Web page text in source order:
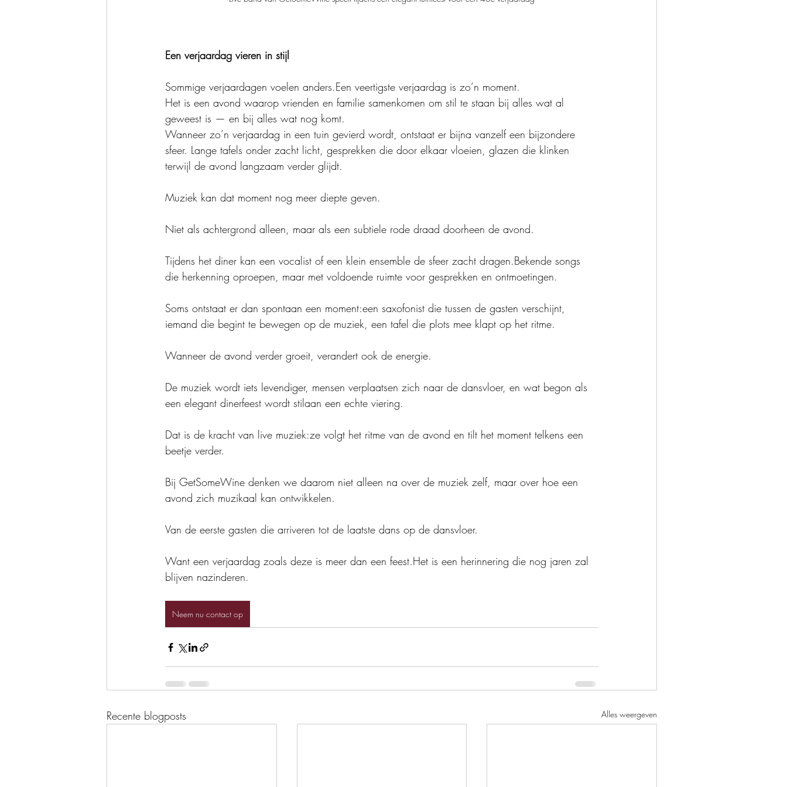
Een verjaardag vieren in stijl
Sommige verjaardagen voelen anders.Een veertigste verjaardag is zo’n moment.
Het is een avond waarop vrienden en familie samenkomen om stil te staan bij alles wat al
geweest is — en bij alles wat nog komt.
Wanneer zo’n verjaardag in een tuin gevierd wordt, ontstaat er bijna vanzelf een bijzondere
sfeer. Lange tafels onder zacht licht, gesprekken die door elkaar vloeien, glazen die klinken
terwijl de avond langzaam verder glijdt.
Muziek kan dat moment nog meer diepte geven.
Niet als achtergrond alleen, maar als een subtiele rode draad doorheen de avond.
Tijdens het diner kan een vocalist of een klein ensemble de sfeer zacht dragen.Bekende songs
die herkenning oproepen, maar met voldoende ruimte voor gesprekken en ontmoetingen.
Soms ontstaat er dan spontaan een moment:een saxofonist die tussen de gasten verschijnt,
iemand die begint te bewegen op de muziek, een tafel die plots mee klapt op het ritme.
Wanneer de avond verder groeit, verandert ook de energie.
De muziek wordt iets levendiger, mensen verplaatsen zich naar de dansvloer, en wat begon als
een elegant dinerfeest wordt stilaan een echte viering.
Dat is de kracht van live muziek:ze volgt het ritme van de avond en tilt het moment telkens een
beetje verder.
Bij GetSomeWine denken we daarom niet alleen na over de muziek zelf, maar over hoe een
avond zich muzikaal kan ontwikkelen.
Van de eerste gasten die arriveren tot de laatste dans op de dansvloer.
Want een verjaardag zoals deze is meer dan een feest.Het is een herinnering die nog jaren zal
blijven nazinderen.
Neem nu contact op
Recente blogposts Alles weergeven